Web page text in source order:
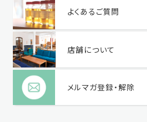
よくあるご質問
店舗について
メルマガ登録・解除